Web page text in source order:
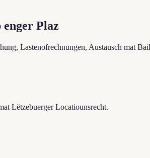
enger Plaz
Lastenofrechnungen, Austausch mat
Lëtzebuerger Locatiounsrecht.